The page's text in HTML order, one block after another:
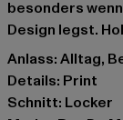
besonders
Design legst.
Anlass: Alltag,
Details: Print
Schnitt: Locker